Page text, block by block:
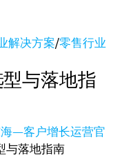
解决方案/零售行业
与落地指
—客户增长运营官